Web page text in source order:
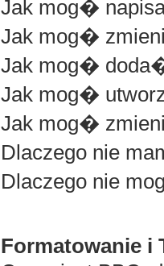
Jak mog�
Jak mog�
Jak mog�
Jak mog�
Jak mog�
Dlaczego nie
Dlaczego nie
Formatowanie i